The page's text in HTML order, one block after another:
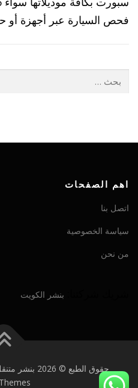
فحص السيارة عبر أجهزة
اهم الصفحات
اتصل بنا
سياسة الخصوصية
من نحن
بنشر الكويت
حقوق الطبع © 2026 بنشر متنقل